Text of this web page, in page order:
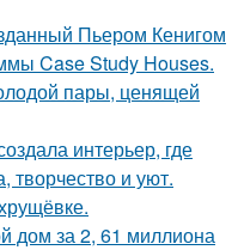
Пьером Кенигом
Case Study Houses.
пары, ценящей
интерьер, где
творчество и уют.
дом за 2, 61 миллиона